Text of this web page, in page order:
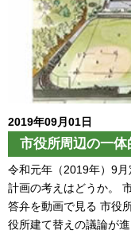
2019年09月01日
市役所周辺の一体
令和元年（2019年）9
計画の考えはどうか。
答弁を動画で見る 市役
役所建て替えの議論が